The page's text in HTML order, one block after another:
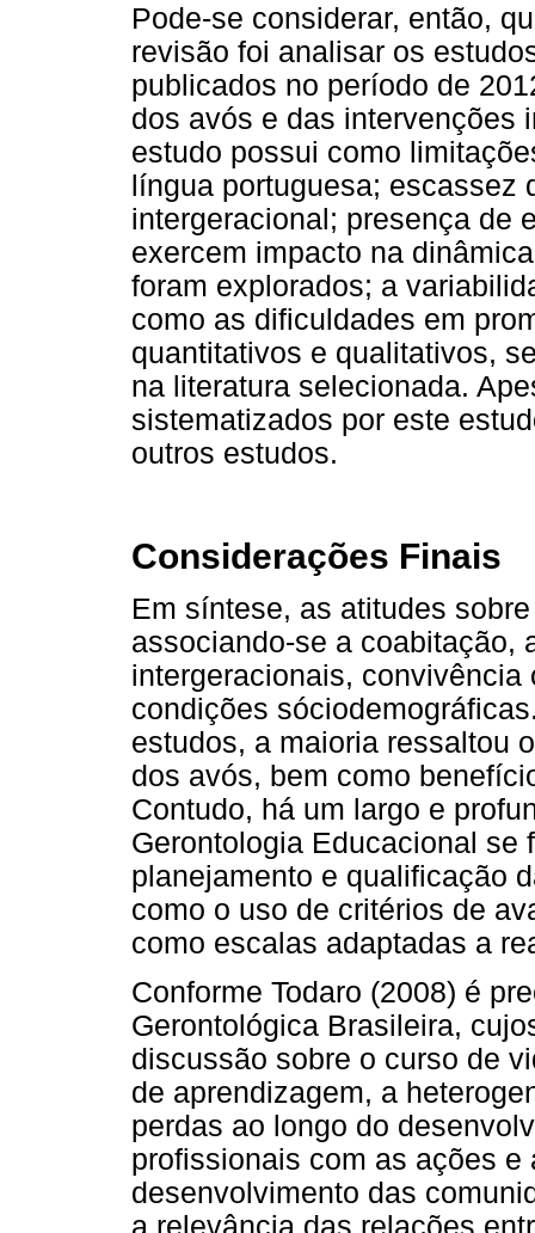
Pode-se considerar, então,
revisão foi analisar os
publicados no período de
dos avós e das intervenções
estudo possui como
língua portuguesa; escassez
intergeracional; presença de
exercem impacto na
foram explorados; a
como as dificuldades em
quantitativos e qualitativos,
na literatura selecionada.
sistematizados por este
outros estudos.
Considerações Finais
Em síntese, as atitudes
associando-se a coabitação,
intergeracionais,
condições
estudos, a maioria ressaltou
dos avós, bem como
Contudo, há um largo e
Gerontologia Educacional se
planejamento e qualificação
como o uso de critérios de
como escalas adaptadas a
Conforme Todaro (2008) é
Gerontológica Brasileira,
discussão sobre o curso de
de aprendizagem, a
perdas ao longo do
profissionais com as ações
desenvolvimento das